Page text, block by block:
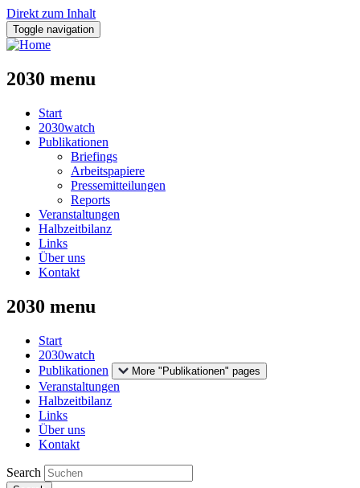
Direkt zum Inhalt
Toggle navigation
2030 menu
Start
2030watch
Publikationen
Briefings
Arbeitspapiere
Pressemitteilungen
Reports
Veranstaltungen
Halbzeitbilanz
Links
Über uns
Kontakt
2030 menu
Start
2030watch
Publikationen
More "Publikationen" pages
Veranstaltungen
Halbzeitbilanz
Links
Über uns
Kontakt
Search